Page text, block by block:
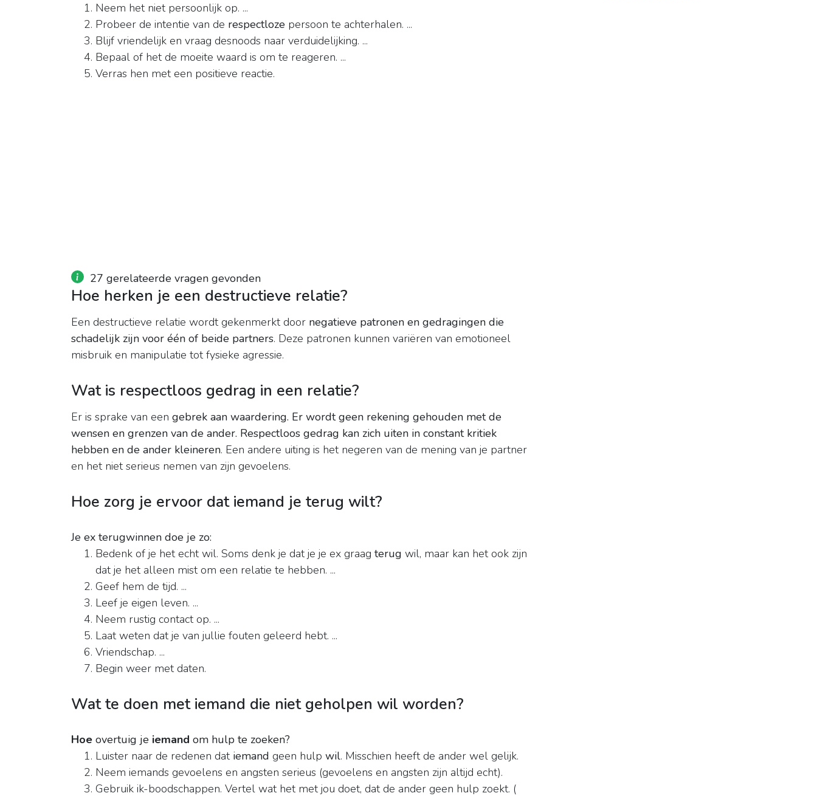
Neem het niet persoonlijk op. ...
Probeer de intentie van de respectloze persoon te achterhalen. ...
Blijf vriendelijk en vraag desnoods naar verduidelijking. ...
Bepaal of het de moeite waard is om te reageren. ...
Verras hen met een positieve reactie.
27 gerelateerde vragen gevonden
Hoe herken je een destructieve relatie?
Een destructieve relatie wordt gekenmerkt door negatieve patronen en gedragingen die
schadelijk zijn voor één of beide partners. Deze patronen kunnen variëren van emotioneel
misbruik en manipulatie tot fysieke agressie.
Wat is respectloos gedrag in een relatie?
Er is sprake van een gebrek aan waardering. Er wordt geen rekening gehouden met de
wensen en grenzen van de ander. Respectloos gedrag kan zich uiten in constant kritiek
hebben en de ander kleineren. Een andere uiting is het negeren van de mening van je partner
en het niet serieus nemen van zijn gevoelens.
Hoe zorg je ervoor dat iemand je terug wilt?
Je ex terugwinnen doe je zo:
Bedenk of je het echt wil. Soms denk je dat je je ex graag terug wil, maar kan het ook zijn
dat je het alleen mist om een relatie te hebben. ...
Geef hem de tijd. ...
Leef je eigen leven. ...
Neem rustig contact op. ...
Laat weten dat je van jullie fouten geleerd hebt. ...
Vriendschap. ...
Begin weer met daten.
Wat te doen met iemand die niet geholpen wil worden?
Hoe overtuig je iemand om hulp te zoeken?
Luister naar de redenen dat iemand geen hulp wil. Misschien heeft de ander wel gelijk.
Neem iemands gevoelens en angsten serieus (gevoelens en angsten zijn altijd echt).
Gebruik ik-boodschappen. Vertel wat het met jou doet, dat de ander geen hulp zoekt. (